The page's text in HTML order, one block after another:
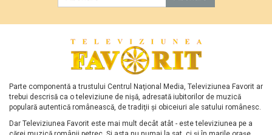
Parte componentă a trustului Centrul Naţional Media, Televiziunea Favorit ar
trebui descrisă ca o televiziune de nişă, adresată iubitorilor de muzică
populară autentică românească, de tradiţii şi obiceiuri ale satului românesc.
Dar Televiziunea Favorit este mai mult decât atât - este televiziunea pe a